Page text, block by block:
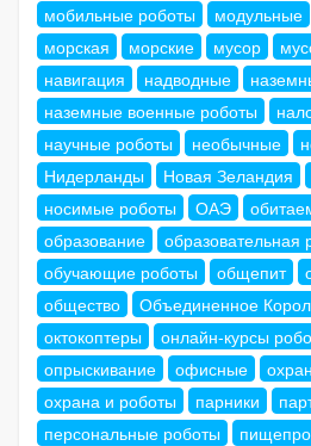
мобильные роботы
модульные
морская
морские мусор
навигация
надводные
наземные военные роботы
научные роботы
необычные
Нидерланды
Новая Зеландия
носимые роботы
ОАЭ
образование
образовательная
обучающие роботы
общепит
общество
Объединенное
октокоптеры
онлайн-курсы
опрыскивание
офисные
охрана и роботы
парники
персональные роботы